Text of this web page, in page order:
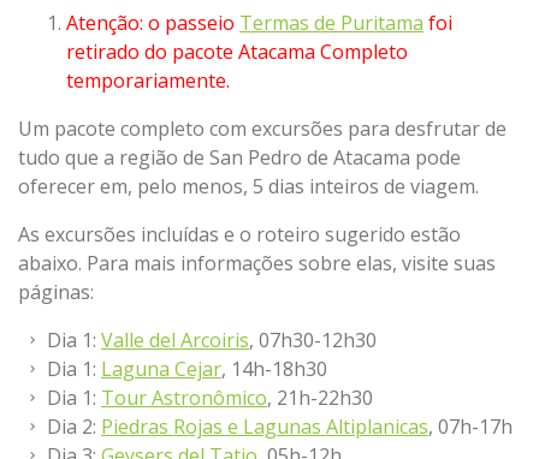
Atenção: o passeio Termas de Puritama foi
retirado do pacote Atacama Completo
temporariamente.
Um pacote completo com excursões para desfrutar de
tudo que a região de San Pedro de Atacama pode
oferecer em, pelo menos, 5 dias inteiros de viagem.
As excursões incluídas e o roteiro sugerido estão
abaixo. Para mais informações sobre elas, visite suas
páginas:
Dia 1: Valle del Arcoiris, 07h30-12h30
Dia 1: Laguna Cejar, 14h-18h30
Dia 1: Tour Astronômico, 21h-22h30
Dia 2: Piedras Rojas e Lagunas Altiplanicas, 07h-17h